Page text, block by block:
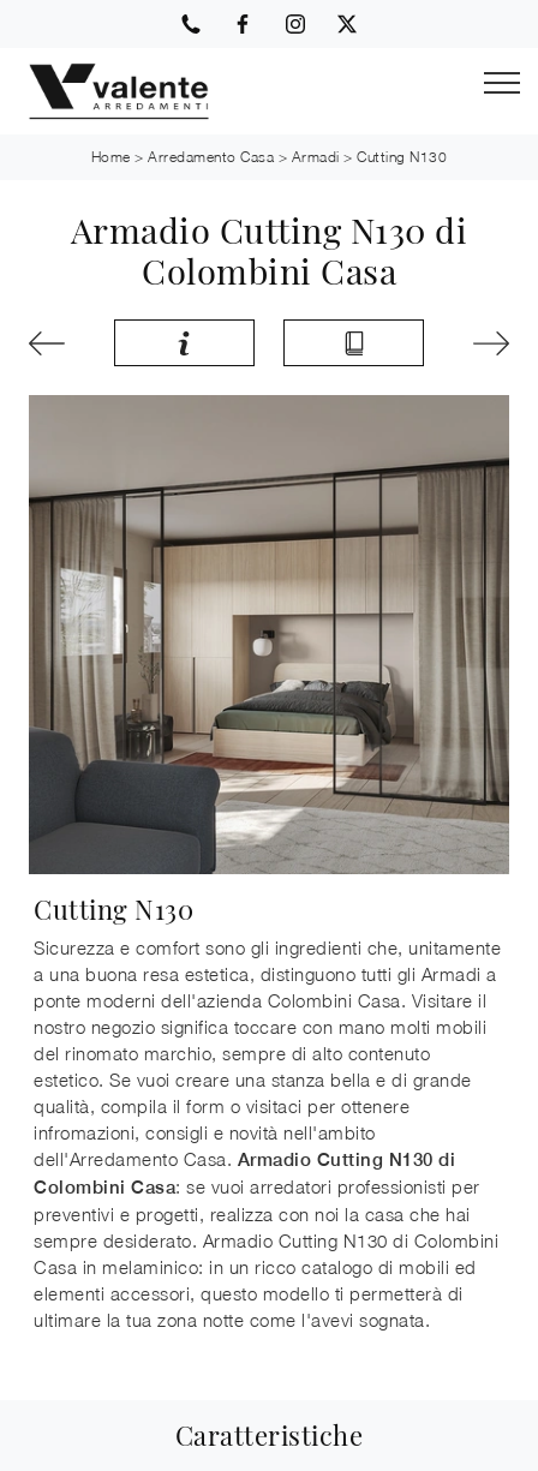
Home >Arredamento Casa > Armadi >Cutting N130
Armadio Cutting N130 di
Colombini Casa
Cutting N130
Sicurezza e comfort sono gli ingredienti che, unitamente
a una buona resa estetica, distinguono tutti gli Armadi a
ponte moderni dell'azienda Colombini Casa. Visitare il
nostro negozio significa toccare con mano molti mobili
del rinomato marchio, sempre di alto contenuto
estetico. Se vuoi creare una stanza bella e di grande
qualità, compila il form o visitaci per ottenere
infromazioni, consigli e novità nell'ambito
dell'Arredamento Casa. Armadio Cutting N130 di
Colombini Casa: se vuoi arredatori professionisti per
preventivi e progetti, realizza con noi la casa che hai
sempre desiderato. Armadio Cutting N130 di Colombini
Casa in melaminico: in un ricco catalogo di mobili ed
elementi accessori, questo modello ti permetterà di
ultimare la tua zona notte come l'avevi sognata.
Caratteristiche